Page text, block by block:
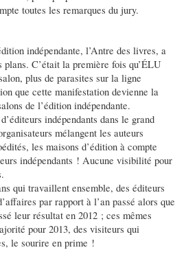
toutes les remarques du jury.
indépendante, l’Antre des livres, a
plans. C’était la première fois qu’ÉLU
plus de parasites sur la ligne
que cette manifestation devienne la
de l’édition indépendante.
indépendants dans le grand
mélangent les auteurs
les maisons d’édition à compte
indépendants ! Aucune visibilité pour
qui travaillent ensemble, des éditeurs
par rapport à l’an passé alors que
leur résultat en 2012 ; ces mêmes
pour 2013, des visiteurs qui
le sourire en prime !